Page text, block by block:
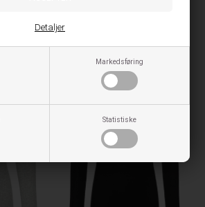
Markedsføring
Statistiske
Detaljer